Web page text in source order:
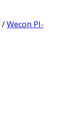
/Wecon PI-